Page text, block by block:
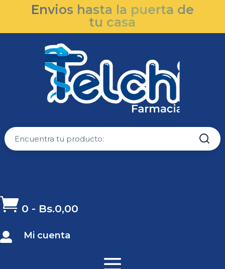
Envios hasta la puerta de
tu casa
 0 - Bs.0,00
 Mi cuenta